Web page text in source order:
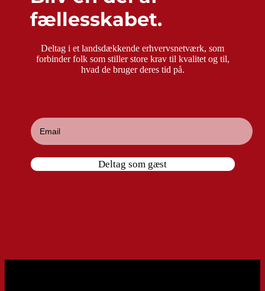
fællesskabet.
Deltag i et landsdækkende erhvervsnetværk, som
forbinder folk som stiller store krav til kvalitet og til,
hvad de bruger deres tid på.
Deltag som gæst